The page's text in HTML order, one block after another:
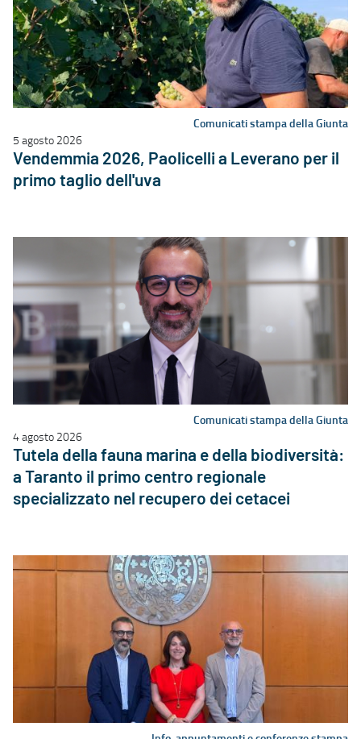
Comunicati stampa della Giunta
5 agosto 2026
Vendemmia 2026, Paolicelli a Leverano per il
primo taglio dell'uva
Comunicati stampa della Giunta
4 agosto 2026
Tutela della fauna marina e della biodiversità:
a Taranto il primo centro regionale
specializzato nel recupero dei cetacei